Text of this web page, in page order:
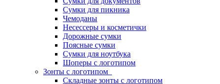
Сумки для пикника
Чемоданы
Несессеры и косметички
Дорожные сумки
Поясные сумки
Сумки для ноутбука
Шоперы с логотипом
Зонты с логотипом
Складные зонты с логотипом